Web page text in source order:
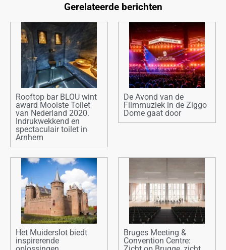
Gerelateerde berichten
Rooftop bar BLOU wint
award Mooiste Toilet
van Nederland 2020.
Indrukwekkend en
spectaculair toilet in
Arnhem
De Avond van de
Filmmuziek in de Ziggo
Dome gaat door
Het Muiderslot biedt
inspirerende
Bruges Meeting &
Convention Centre: